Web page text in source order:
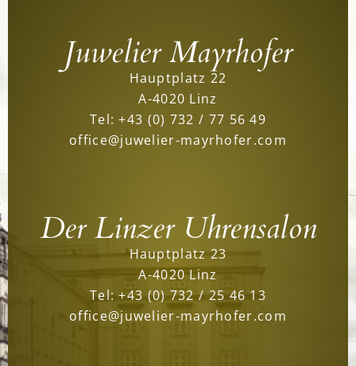
Juwelier Mayrhofer
Hauptplatz 22
A-4020 Linz
Tel:+43 (0) 732 / 77 56 49
office@juwelier-mayrhofer.com
Der Linzer Uhrensalon
Hauptplatz 23
A-4020 Linz
Tel:+43 (0) 732 / 25 46 13
office@juwelier-mayrhofer.com